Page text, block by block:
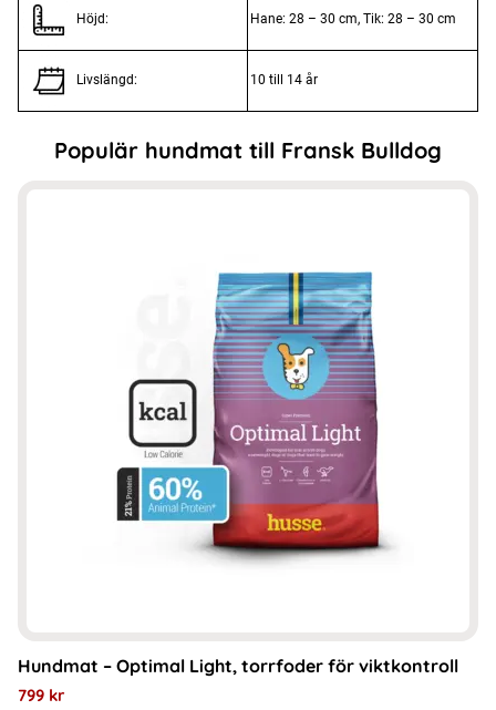
Höjd: Hane: 28 – 30 cm, Tik: 28 – 30 cm
Livslängd: 10 till 14 år
Populär hundmat till Fransk Bulldog
Hundmat – Optimal Light, torrfoder för viktkontroll
799 kr